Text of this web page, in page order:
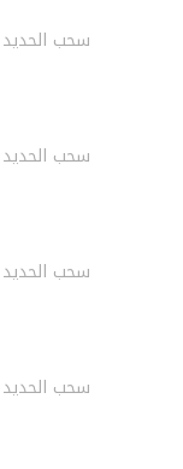
سحب الحديد
سحب الحديد
سحب الحديد
سحب الحديد